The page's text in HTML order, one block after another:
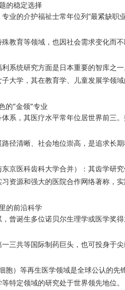
的稳定选择
业的介护福祉士常年位列“最紧缺职
教育等领域，也因社会需求变化而
系统研究方面是日本重要的智库之一
子大学，其在教育学、儿童发展学领域
的“金领”专业
系，其医疗水平常年位居世界前三
径清晰、社会地位崇高，是追求长期
东京医科齿科大学合并）：其齿学研
习资源和强大的医院合作网络著称，实
的前沿科学
曾诞生多位诺贝尔生理学或医学奖
三共等国际制药巨头，也可投身于
胞）等再生医学领域是全球公认的先
特定领域的研究处于世界领先地位。